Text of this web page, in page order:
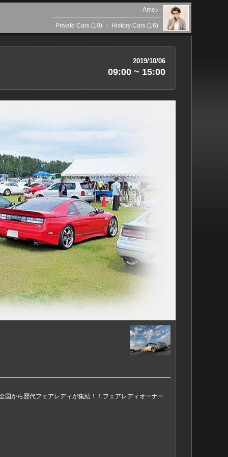
Ame♪
Private Cars (10) ・ History Cars (16)
2019/10/06
09:00 ~ 15:00
から歴代フェアレディが集結！！フェアレディオーナー